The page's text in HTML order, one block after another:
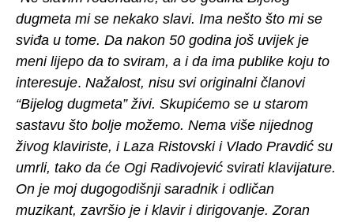
dugmeta mi se nekako slavi. Ima nešto što mi se
sviđa u tome. Da nakon 50 godina još uvijek je
meni lijepo da to sviram, a i da ima publike koju to
interesuje. Nažalost, nisu svi originalni članovi
“Bijelog dugmeta” živi. Skupićemo se u starom
sastavu što bolje možemo. Nema više nijednog
živog klaviriste, i Laza Ristovski i Vlado Pravdić su
umrli, tako da će Ogi Radivojević svirati klavijature.
On je moj dugogodišnji saradnik i odličan
muzikant, završio je i klavir i dirigovanje. Zoran